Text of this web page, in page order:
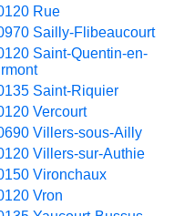
Rue
Sailly-Flibeaucourt
Saint-Quentin-en-
Saint-Riquier
Vercourt
Villers-sous-Ailly
Villers-sur-Authie
Vironchaux
Vron